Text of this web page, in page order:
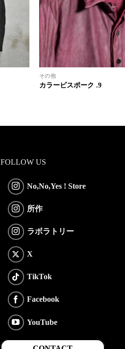
その他
カラービスポーク .9
FOLLOW US
No,No,Yes ! Store
所作
ラボラトリー
X
TikTok
Facebook
YouTube